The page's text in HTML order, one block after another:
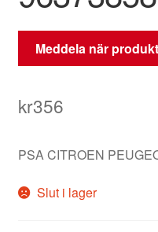
Meddela när
kr356
PSA CITROEN
Slut i lager